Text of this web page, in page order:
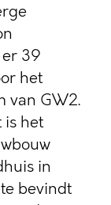
39
het
van GW2.
is het
in
bevindt